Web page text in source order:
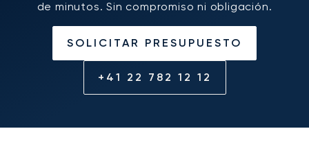
de minutos. Sin compromiso ni obligación.
SOLICITAR PRESUPUESTO
+41 22 782 12 12